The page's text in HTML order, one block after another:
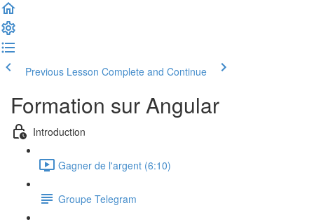
Previous Lesson Complete and Continue
Formation sur Angular
Introduction
Gagner de l'argent (6:10)
Groupe Telegram